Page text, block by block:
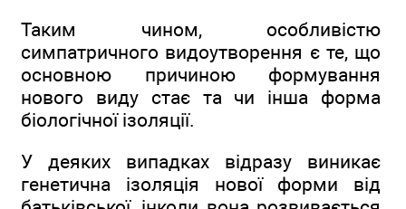
Таким чином, особливістю
симпатричного видоутворення є те, що
основною причиною формування
нового виду стає та чи інша форма
біологічної ізоляції.
У деяких випадках відразу виникає
генетична ізоляція нової форми від